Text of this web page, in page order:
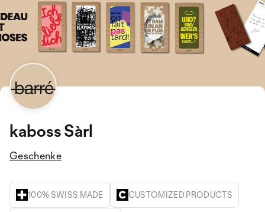
kaboss Sàrl
Geschenke
100% SWISS MADE CUSTOMIZED PRODUCTS